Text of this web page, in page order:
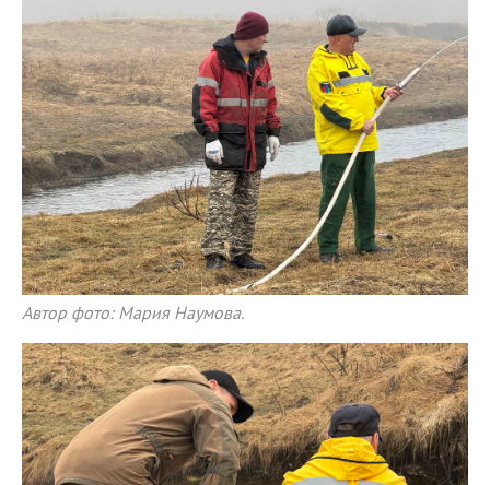
Автор фото: Мария Наумова.